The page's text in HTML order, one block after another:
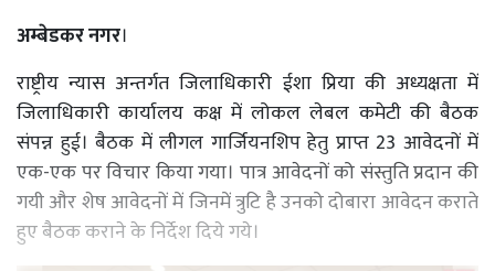
अम्बेडकर नगर।
राष्ट्रीय न्यास अन्तर्गत जिलाधिकारी ईशा प्रिया की अध्यक्षता में
जिलाधिकारी कार्यालय कक्ष में लोकल लेबल कमेटी की बैठक
संपन्न हुई। बैठक में लीगल गार्जियनशिप हेतु प्राप्त 23 आवेदनों में
एक-एक पर विचार किया गया। पात्र आवेदनों को संस्तुति प्रदान की
गयी और शेष आवेदनों में जिनमें त्रुटि है उनको दोबारा आवेदन कराते
हुए बैठक कराने के निर्देश दिये गये।